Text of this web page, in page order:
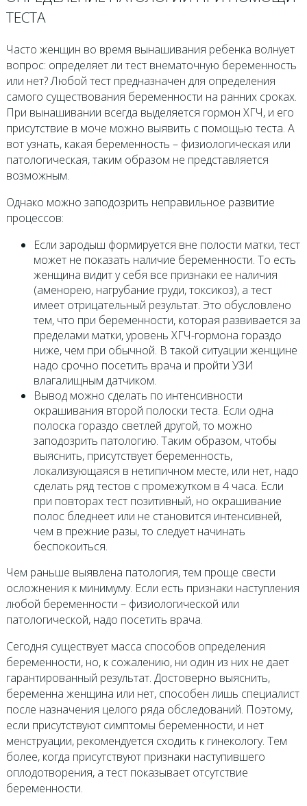
ТЕСТА
Часто женщин во время вынашивания ребенка волнует
вопрос: определяет ли тест внематочную беременность
или нет? Любой тест предназначен для определения
самого существования беременности на ранних сроках.
При вынашивании всегда выделяется гормон ХГЧ, и его
присутствие в моче можно выявить с помощью теста. А
вот узнать, какая беременность – физиологическая или
патологическая, таким образом не представляется
возможным.
Однако можно заподозрить неправильное развитие
процессов:
Если зародыш формируется вне полости матки, тест
может не показать наличие беременности. То есть
женщина видит у себя все признаки ее наличия
(аменорею, нагрубание груди, токсикоз), а тест
имеет отрицательный результат. Это обусловлено
тем, что при беременности, которая развивается за
пределами матки, уровень ХГЧ-гормона гораздо
ниже, чем при обычной. В такой ситуации женщине
надо срочно посетить врача и пройти УЗИ
влагалищным датчиком.
Вывод можно сделать по интенсивности
окрашивания второй полоски теста. Если одна
полоска гораздо светлей другой, то можно
заподозрить патологию. Таким образом, чтобы
выяснить, присутствует беременность,
локализующаяся в нетипичном месте, или нет, надо
сделать ряд тестов с промежутком в 4 часа. Если
при повторах тест позитивный, но окрашивание
полос бледнеет или не становится интенсивней,
чем в прежние разы, то следует начинать
беспокоиться.
Чем раньше выявлена патология, тем проще свести
осложнения к минимуму. Если есть признаки наступления
любой беременности – физиологической или
патологической, надо посетить врача.
Сегодня существует масса способов определения
беременности, но, к сожалению, ни один из них не дает
гарантированный результат. Достоверно выяснить,
беременна женщина или нет, способен лишь специалист
после назначения целого ряда обследований. Поэтому,
если присутствуют симптомы беременности, и нет
менструации, рекомендуется сходить к гинекологу. Тем
более, когда присутствуют признаки наступившего
оплодотворения, а тест показывает отсутствие
беременности.